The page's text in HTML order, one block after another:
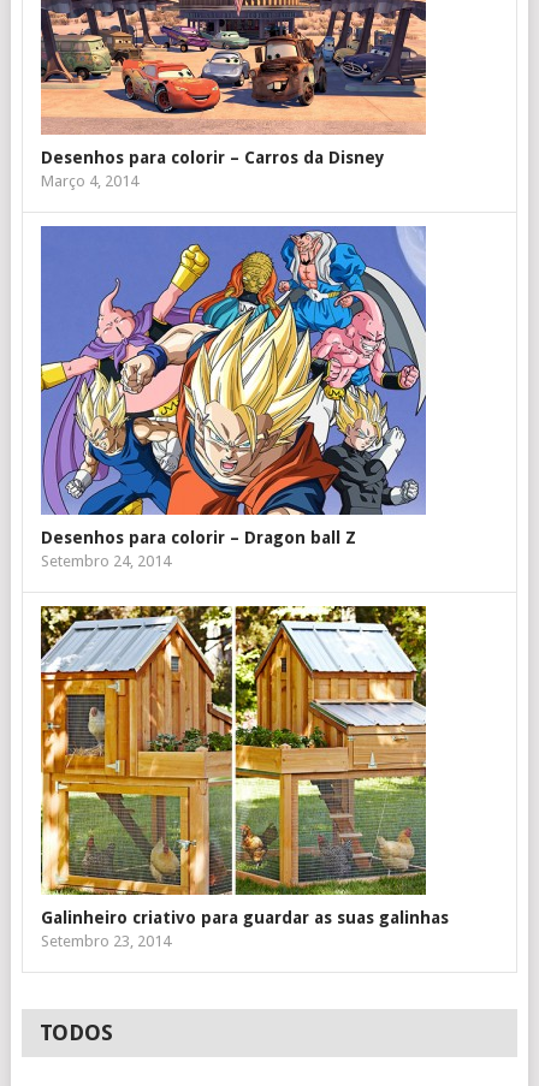
Desenhos para colorir – Carros da Disney
Março 4, 2014
Desenhos para colorir – Dragon ball Z
Setembro 24, 2014
Galinheiro criativo para guardar as suas galinhas
Setembro 23, 2014
TODOS